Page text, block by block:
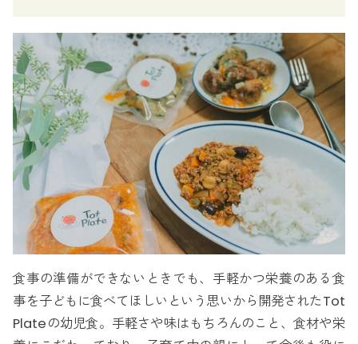
食事の準備ができないときでも、手軽かつ栄養のある食
事を子どもに食べてほしいという思いから開発されたTot
Plateの幼児食。手軽さや味はもちろんのこと、食材や栄